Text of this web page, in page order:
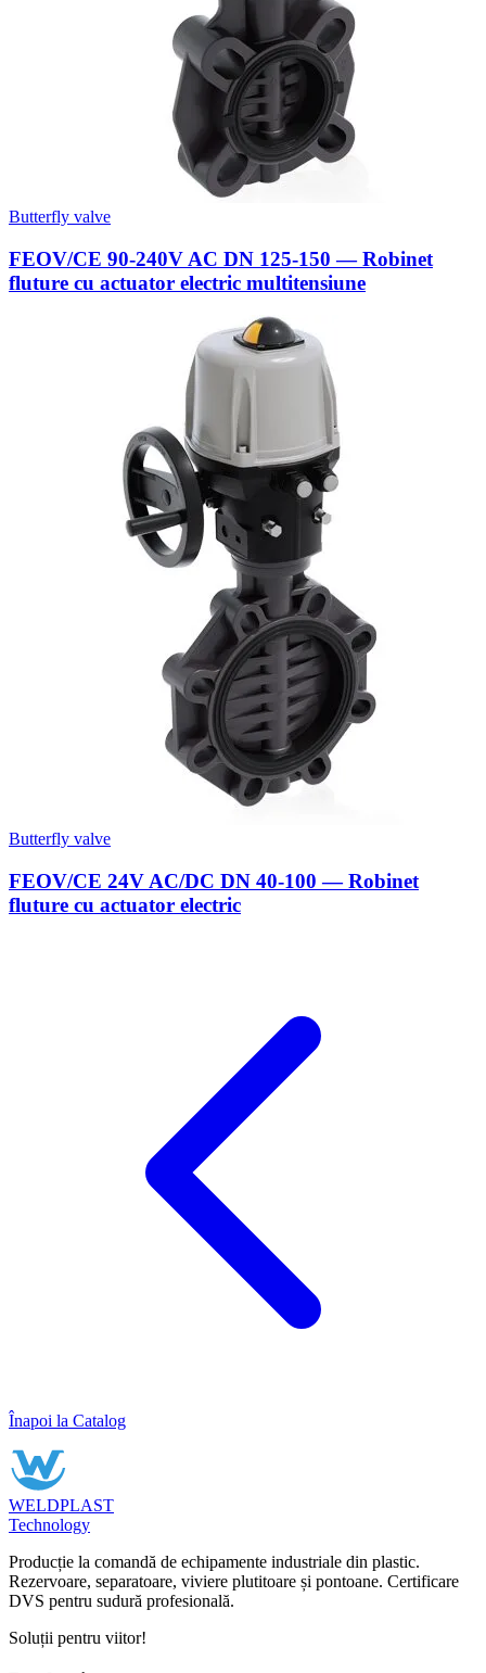
Butterfly valve
FEOV/CE 90-240V AC DN 125-150 — Robinet
fluture cu actuator electric multitensiune
Butterfly valve
FEOV/CE 24V AC/DC DN 40-100 — Robinet
fluture cu actuator electric
Înapoi la Catalog
WELDPLAST
Technology
Producție la comandă de echipamente industriale din plastic.
Rezervoare, separatoare, viviere plutitoare și pontoane. Certificare
DVS pentru sudură profesională.
Soluții pentru viitor!